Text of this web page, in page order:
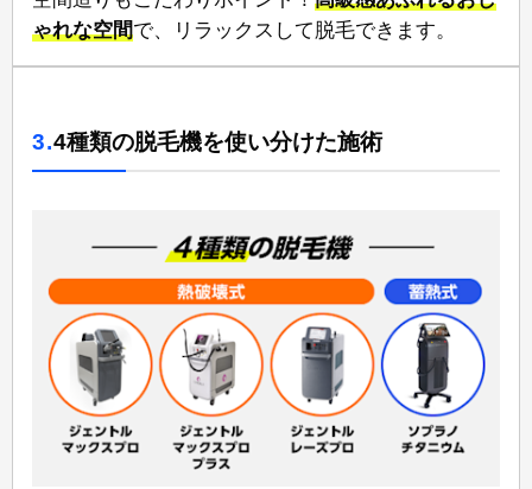
ゃれな空間⁠で、リラックスして脱毛できます。
3.4種類の脱毛機を使い分けた施術